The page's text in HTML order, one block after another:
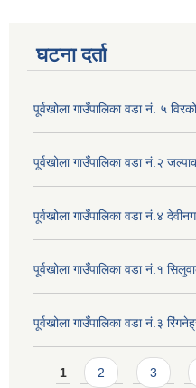
घटना दर्ता
पूर्वखोला गाउँपालिका वडा नं. ५
पूर्वखोला गाउँपालिका वडा नं.२
पूर्वखोला गाउँपालिका वडा नं.४
पूर्वखोला गाउँपालिका वडा नं.१
पूर्वखोला गाउँपालिका वडा नं.३
Pages
1 2 3